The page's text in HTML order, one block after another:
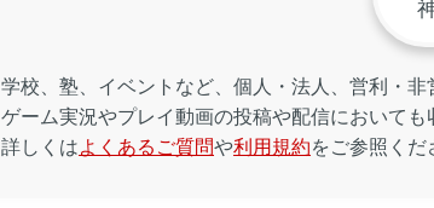
学校、塾、イベントなど、個人・法人、営利・
ゲーム実況やプレイ動画の投稿や配信においても
詳しくはよくあるご質問や利用規約をご参照くだ